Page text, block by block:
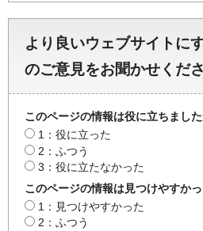
より良いウェブサイトに
のご意見をお聞かせくだ
このページの情報は役に立ちました
1：役に立った
2：ふつう
3：役に立たなかった
このページの情報は見つけやすか
1：見つけやすかった
2：ふつう